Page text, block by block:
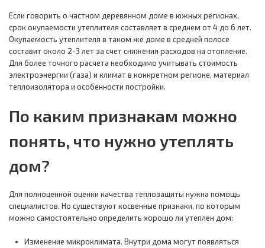
Если говорить о частном деревянном доме в южных регионах,
срок окупаемости утеплителя составляет в среднем от 4 до 6 лет.
Окупаемость утеплителя в таком же доме в средней полосе
составит около 2-3 лет за счет снижения расходов на отопление.
Для более точного расчета необходимо учитывать стоимость
электроэнергии (газа) и климат в конкретном регионе, материал
теплоизолятора и особенности постройки.
По каким признакам можно
понять, что нужно утеплять
дом?
Для полноценной оценки качества теплозащиты нужна помощь
специалистов. Но существуют косвенные признаки, по которым
можно самостоятельно определить хорошо ли утеплен дом:
Изменение микроклимата. Внутри дома могут появляться